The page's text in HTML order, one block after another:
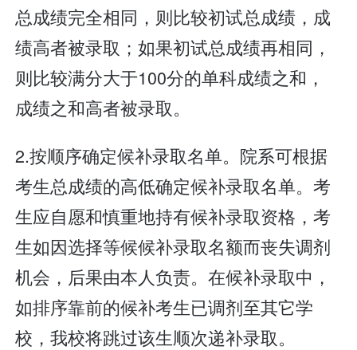
总成绩完全相同，则比较初试总成绩，成
绩高者被录取；如果初试总成绩再相同，
则比较满分大于100分的单科成绩之和，
成绩之和高者被录取。
2.按顺序确定候补录取名单。院系可根据
考生总成绩的高低确定候补录取名单。考
生应自愿和慎重地持有候补录取资格，考
生如因选择等候候补录取名额而丧失调剂
机会，后果由本人负责。在候补录取中，
如排序靠前的候补考生已调剂至其它学
校，我校将跳过该生顺次递补录取。